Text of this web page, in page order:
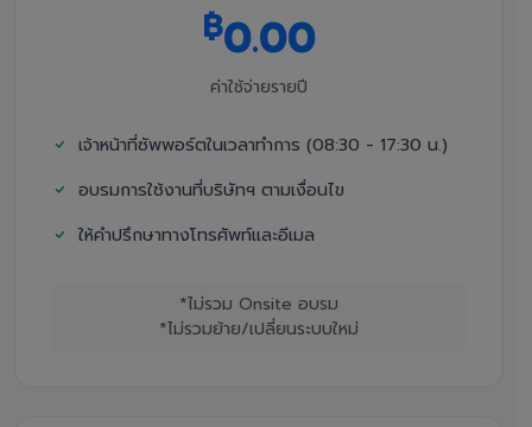
฿0.00
ค่าใช้จ่ายรายปี
เจ้าหน้าที่ซัพพอร์ตในเวลาทำการ (08:30 - 17:30 น.)
อบรมการใช้งานที่บริษัทฯ ตามเงื่อนไข
ให้คำปรึกษาทางโทรศัพท์และอีเมล
*ไม่รวม Onsite อบรม
*ไม่รวมย้าย/เปลี่ยนระบบใหม่